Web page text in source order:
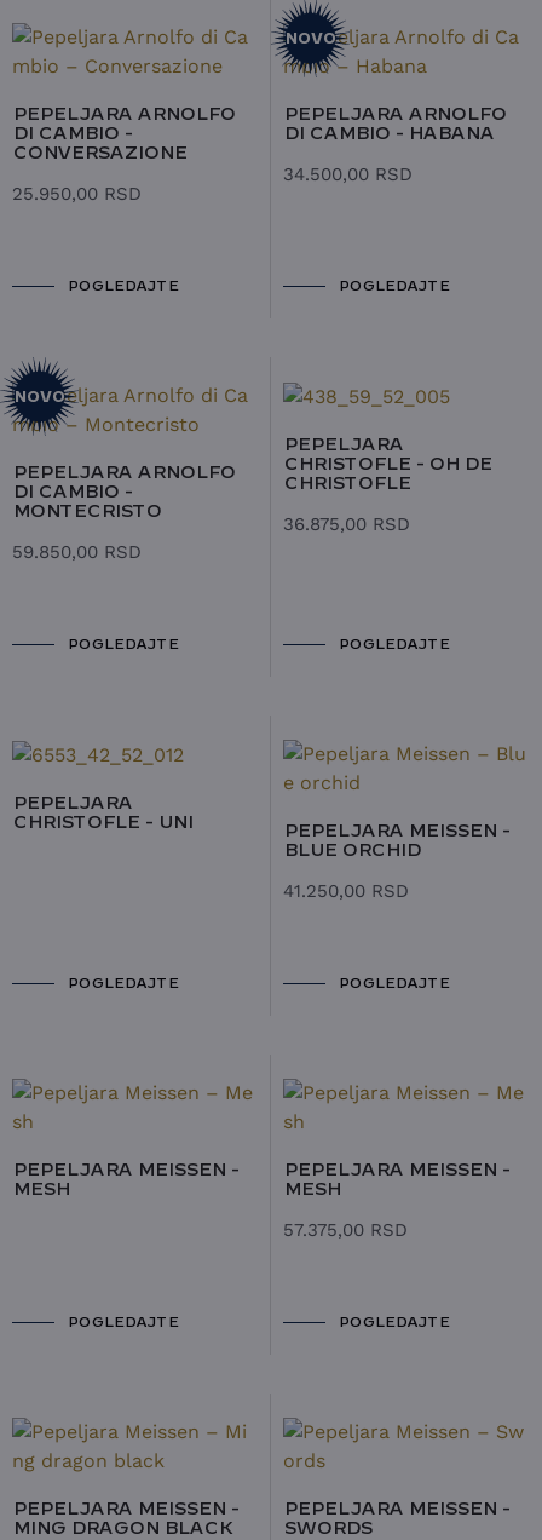
PEPELJARA ARNOLFO
DI CAMBIO -
CONVERSAZIONE
25.950,00 RSD
POGLEDAJTE
NOVO
PEPELJARA ARNOLFO
DI CAMBIO - HABANA
34.500,00 RSD
POGLEDAJTE
NOVO
PEPELJARA ARNOLFO
DI CAMBIO -
MONTECRISTO
59.850,00 RSD
POGLEDAJTE
PEPELJARA
CHRISTOFLE - OH DE
CHRISTOFLE
36.875,00 RSD
POGLEDAJTE
PEPELJARA
CHRISTOFLE - UNI
POGLEDAJTE
PEPELJARA MEISSEN -
BLUE ORCHID
41.250,00 RSD
POGLEDAJTE
PEPELJARA MEISSEN -
MESH
POGLEDAJTE
PEPELJARA MEISSEN -
MESH
57.375,00 RSD
POGLEDAJTE
PEPELJARA MEISSEN -
MING DRAGON BLACK
PEPELJARA MEISSEN -
SWORDS